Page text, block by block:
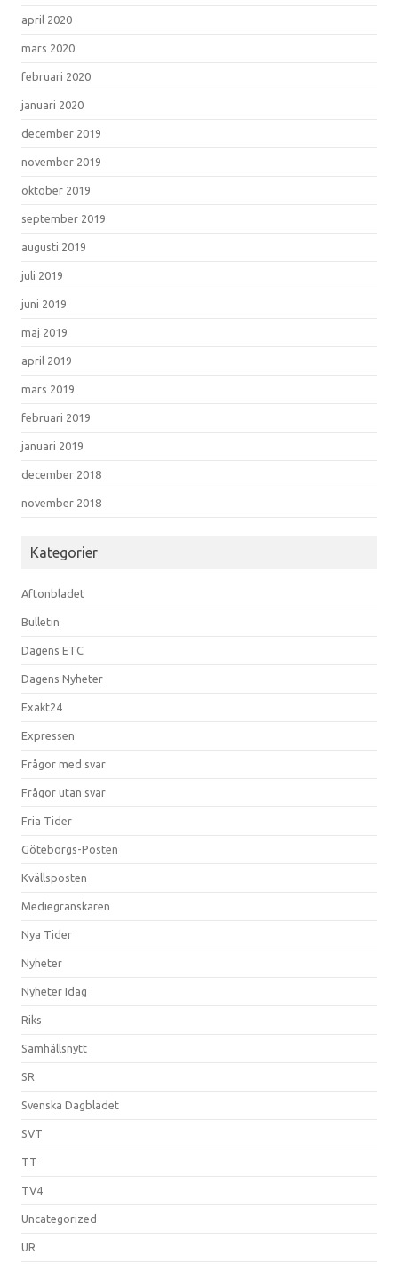
april 2020
mars 2020
februari 2020
januari 2020
december 2019
november 2019
oktober 2019
september 2019
augusti 2019
juli 2019
juni 2019
maj 2019
april 2019
mars 2019
februari 2019
januari 2019
december 2018
november 2018
Kategorier
Aftonbladet
Bulletin
Dagens ETC
Dagens Nyheter
Exakt24
Expressen
Frågor med svar
Frågor utan svar
Fria Tider
Göteborgs-Posten
Kvällsposten
Mediegranskaren
Nya Tider
Nyheter
Nyheter Idag
Riks
Samhällsnytt
SR
Svenska Dagbladet
SVT
TT
TV4
Uncategorized
UR